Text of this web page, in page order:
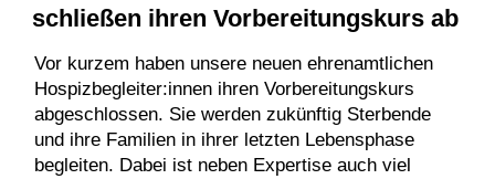
schließen ihren Vorbereitungskurs ab
Vor kurzem haben unsere neuen ehrenamtlichen
Hospizbegleiter:innen ihren Vorbereitungskurs
abgeschlossen. Sie werden zukünftig Sterbende
und ihre Familien in ihrer letzten Lebensphase
begleiten. Dabei ist neben Expertise auch viel